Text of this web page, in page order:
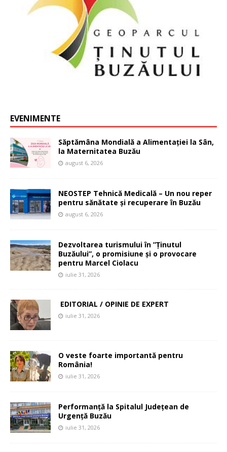
EVENIMENTE
Săptămâna Mondială a Alimentației la Sân,
la Maternitatea Buzău
august 6, 2026
NEOSTEP Tehnică Medicală – Un nou reper
pentru sănătate și recuperare în Buzău
august 6, 2026
Dezvoltarea turismului în ”Ținutul
Buzăului”, o promisiune și o provocare
pentru Marcel Ciolacu
iulie 31, 2026
EDITORIAL / OPINIE DE EXPERT
iulie 31, 2026
O veste foarte importantă pentru
România!
iulie 31, 2026
Performanță la Spitalul Județean de
Urgență Buzău
iulie 31, 2026